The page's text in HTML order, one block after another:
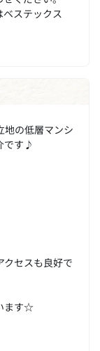
ステックス
地の低層マンシ
です♪
クセスも良好で
ます☆